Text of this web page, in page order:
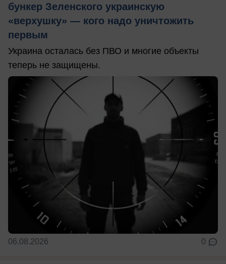
бункер Зеленского украинскую
«верхушку» — кого надо уничтожить
первым
Украина осталась без ПВО и многие объекты
теперь не защищены.
06.08.2026 0